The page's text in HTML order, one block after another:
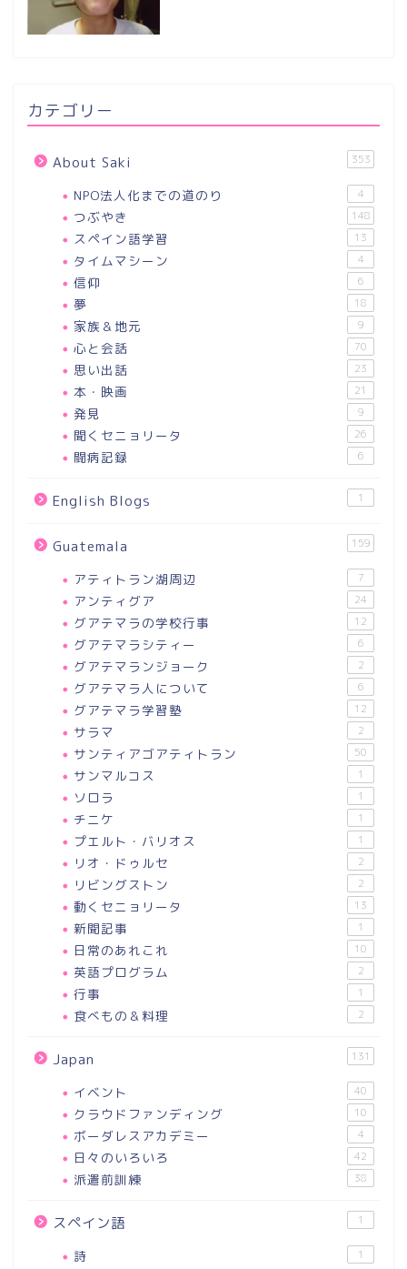
カテゴリー
About Saki 353
NPO法人化までの道のり 4
つぶやき 148
スペイン語学習 13
タイムマシーン 4
信仰 6
夢 18
家族＆地元 9
心と会話 70
思い出話 23
本・映画 21
発見 9
聞くセニョリータ 26
闘病記録 6
English Blogs 1
Guatemala 159
アティトラン湖周辺 7
アンティグア 24
グアテマラの学校行事 12
グアテマラシティー 6
グアテマランジョーク 2
グアテマラ人について 6
グアテマラ学習塾 12
サラマ 2
サンティアゴアティトラン 50
サンマルコス 1
ソロラ 1
チニケ 1
プエルト・バリオス 1
リオ・ドゥルセ 2
リビングストン 2
動くセニョリータ 13
新聞記事 1
日常のあれこれ 10
英語プログラム 2
行事 1
食べもの＆料理 2
Japan 131
イベント 40
クラウドファンディング 10
ボーダレスアカデミー 4
日々のいろいろ 42
派遣前訓練 38
スペイン語 1
詩 1